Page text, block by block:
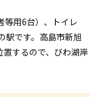
等用6台）、トイレ
駅です。高島市新旭
するので、びわ湖岸